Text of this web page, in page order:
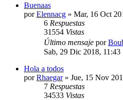
Buenaas
porElennacg » Mar, 16 Oct
6 Respuestas
31554 Vistas
Último mensaje por
Sab, 29 Dic 2018, 11:43
Hola a todos
porRhaegar» Jue, 15 Nov
7 Respuestas
34533 Vistas